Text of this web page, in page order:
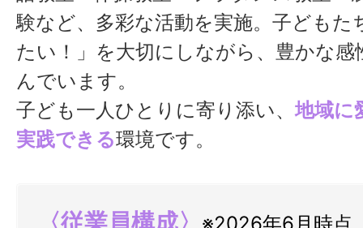
験など、多彩な活動を実施。子どもた
たい！」を大切にしながら、豊かな感
んでいます。
子ども一人ひとりに寄り添い、 地域に
実践できる環境です。
〈従業員構成〉 ※2026年6月時点